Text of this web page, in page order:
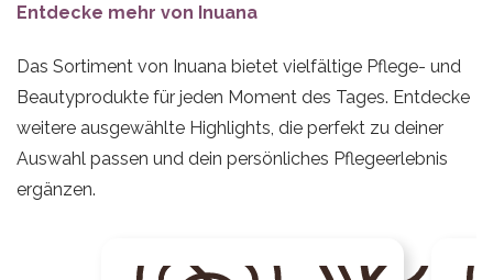
Entdecke mehr von Inuana
Das Sortiment von Inuana bietet vielfältige Pflege- und
Beautyprodukte für jeden Moment des Tages. Entdecke
weitere ausgewählte Highlights, die perfekt zu deiner
Auswahl passen und dein persönliches Pflegeerlebnis
ergänzen.